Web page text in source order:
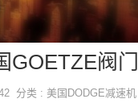
GOETZE阀门
分类 : 美国DODGE减速机